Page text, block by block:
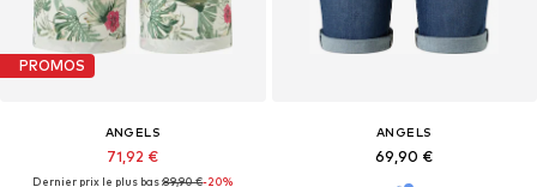
PROMOS
ANGELS
71,92 €
Dernier prix le plus bas :89,90 €-20%
ANGELS
69,90 €